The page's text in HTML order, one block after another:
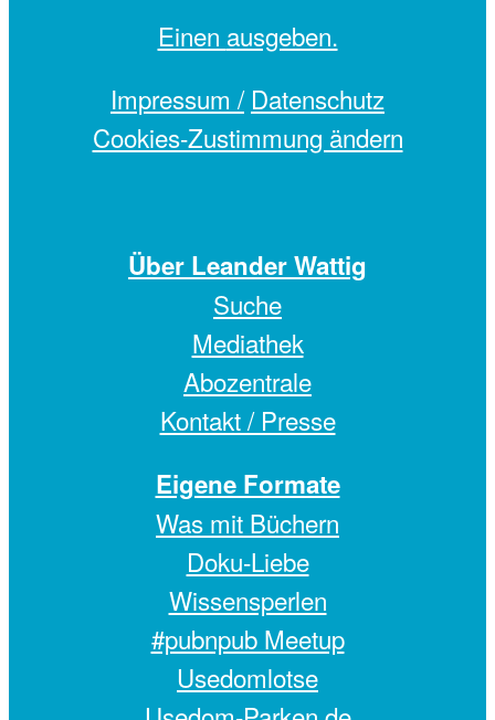
Einen ausgeben.
Impressum / Datenschutz
Cookies-Zustimmung ändern
Über Leander Wattig
Suche
Mediathek
Abozentrale
Kontakt / Presse
Eigene Formate
Was mit Büchern
Doku-Liebe
Wissensperlen
#pubnpub Meetup
Usedomlotse